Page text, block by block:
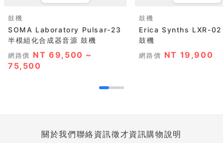
鼓機
SOMA Laboratory Pulsar-23
半模組化合成器音源 鼓機
網路價 NT 69,500 ~
75,500
鼓機
Erica Synths LXR-02
鼓機
網路價 NT 19,900
關於我們聯絡資訊徵才資訊購物說明